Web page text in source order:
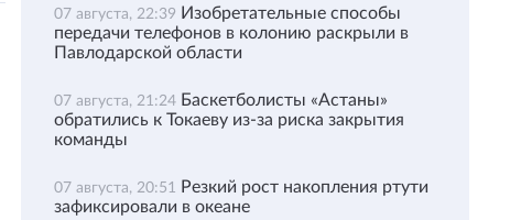
07 августа, 22:39 Изобретательные способы
передачи телефонов в колонию раскрыли в
Павлодарской области
07 августа, 21:24 Баскетболисты «Астаны»
обратились к Токаеву из-за риска закрытия
команды
07 августа, 20:51 Резкий рост накопления ртути
зафиксировали в океане